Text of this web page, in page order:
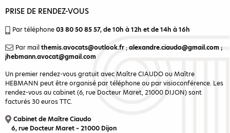
PRISE DE RENDEZ-VOUS
Par téléphone03 80 50 85 57, de 10h à 12h et de 14h à 16h
Par mailthemis.avocats@outlook.fr ;alexandre.ciaudo@gmail.com ;
jhebmann.avocat@gmail.com
Un premier rendez-vous gratuit avec Maître CIAUDO ou Maître
HEBMANN peut être organisé par téléphone ou par visioconférence. Les
rendez-vous au cabinet (6, rue Docteur Maret, 21000 DIJON) sont
facturés 30 euros TTC.
Cabinet de Maître Ciaudo
6, rue Docteur Maret – 21000 Dijon